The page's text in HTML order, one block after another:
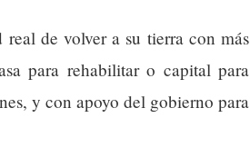
de volver a su tierra con más
para rehabilitar o capital para
y con apoyo del gobierno para